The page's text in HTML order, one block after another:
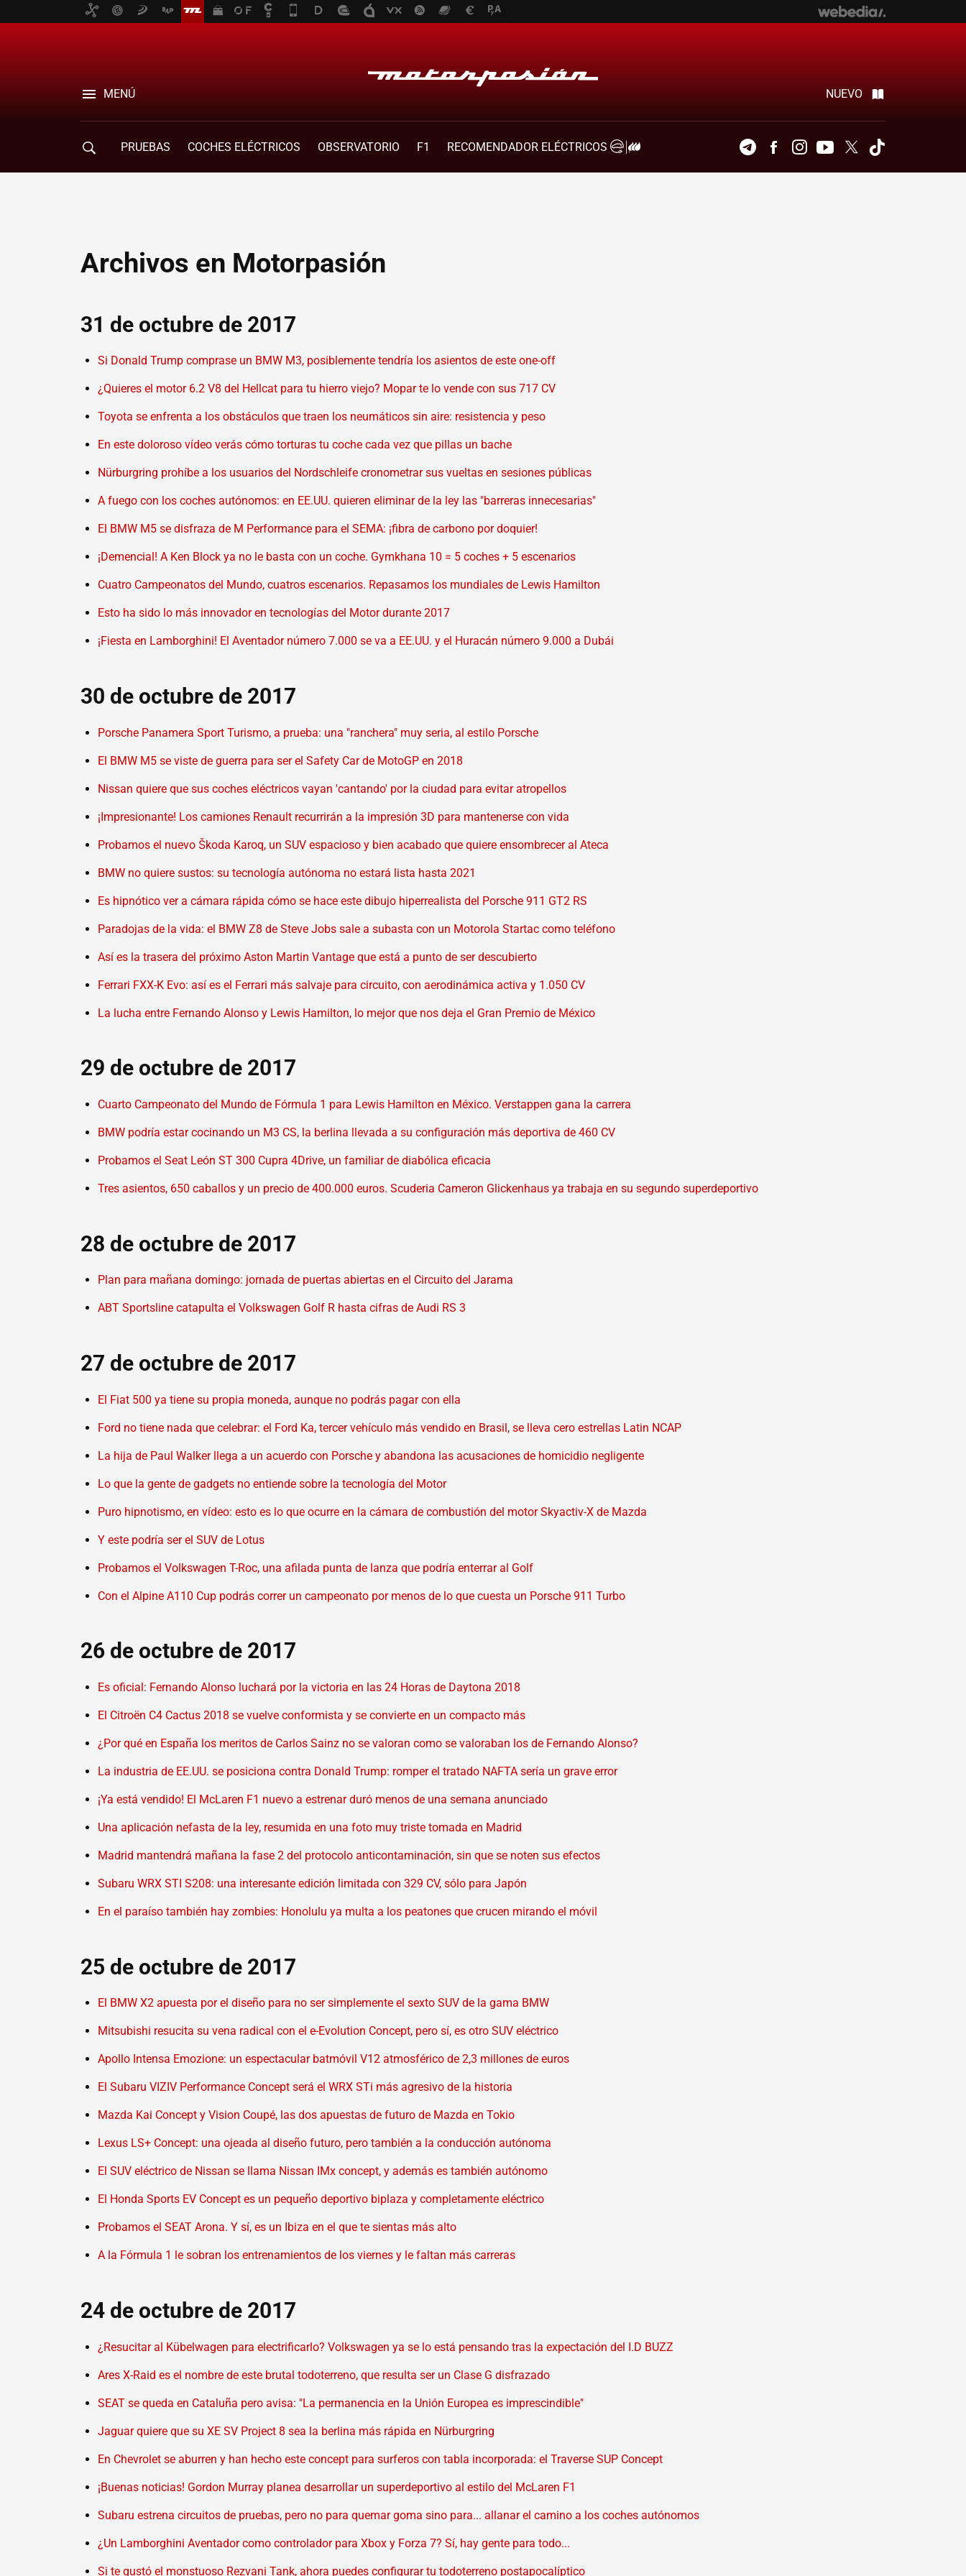
MENÚ NUEVO
PRUEBAS COCHES ELÉCTRICOS OBSERVATORIO F1
RECOMENDADOR ELÉCTRICOS
TelegramFacebookInstagramYoutubeTwitter
Archivos en Motorpasión
31 de octubre de 2017
Si Donald Trump comprase un BMW M3, posiblemente tendría los asientos de este one-off
¿Quieres el motor 6.2 V8 del Hellcat para tu hierro viejo? Mopar te lo vende con sus 717 CV
Toyota se enfrenta a los obstáculos que traen los neumáticos sin aire: resistencia y peso
En este doloroso vídeo verás cómo torturas tu coche cada vez que pillas un bache
Nürburgring prohíbe a los usuarios del Nordschleife cronometrar sus vueltas en sesiones públicas
A fuego con los coches autónomos: en EE.UU. quieren eliminar de la ley las "barreras innecesarias"
El BMW M5 se disfraza de M Performance para el SEMA: ¡fibra de carbono por doquier!
¡Demencial! A Ken Block ya no le basta con un coche. Gymkhana 10 = 5 coches + 5 escenarios
Cuatro Campeonatos del Mundo, cuatros escenarios. Repasamos los mundiales de Lewis Hamilton
Esto ha sido lo más innovador en tecnologías del Motor durante 2017
¡Fiesta en Lamborghini! El Aventador número 7.000 se va a EE.UU. y el Huracán número 9.000 a Dubái
30 de octubre de 2017
Porsche Panamera Sport Turismo, a prueba: una "ranchera" muy seria, al estilo Porsche
El BMW M5 se viste de guerra para ser el Safety Car de MotoGP en 2018
Nissan quiere que sus coches eléctricos vayan 'cantando' por la ciudad para evitar atropellos
¡Impresionante! Los camiones Renault recurrirán a la impresión 3D para mantenerse con vida
Probamos el nuevo Škoda Karoq, un SUV espacioso y bien acabado que quiere ensombrecer al Ateca
BMW no quiere sustos: su tecnología autónoma no estará lista hasta 2021
Es hipnótico ver a cámara rápida cómo se hace este dibujo hiperrealista del Porsche 911 GT2 RS
Paradojas de la vida: el BMW Z8 de Steve Jobs sale a subasta con un Motorola Startac como teléfono
Así es la trasera del próximo Aston Martin Vantage que está a punto de ser descubierto
Ferrari FXX-K Evo: así es el Ferrari más salvaje para circuito, con aerodinámica activa y 1.050 CV
La lucha entre Fernando Alonso y Lewis Hamilton, lo mejor que nos deja el Gran Premio de México
29 de octubre de 2017
Cuarto Campeonato del Mundo de Fórmula 1 para Lewis Hamilton en México. Verstappen gana la carrera
BMW podría estar cocinando un M3 CS, la berlina llevada a su configuración más deportiva de 460 CV
Probamos el Seat León ST 300 Cupra 4Drive, un familiar de diabólica eficacia
Tres asientos, 650 caballos y un precio de 400.000 euros. Scuderia Cameron Glickenhaus ya trabaja en su segundo superdeportivo
28 de octubre de 2017
Plan para mañana domingo: jornada de puertas abiertas en el Circuito del Jarama
ABT Sportsline catapulta el Volkswagen Golf R hasta cifras de Audi RS 3
27 de octubre de 2017
El Fiat 500 ya tiene su propia moneda, aunque no podrás pagar con ella
Ford no tiene nada que celebrar: el Ford Ka, tercer vehículo más vendido en Brasil, se lleva cero estrellas Latin NCAP
La hija de Paul Walker llega a un acuerdo con Porsche y abandona las acusaciones de homicidio negligente
Lo que la gente de gadgets no entiende sobre la tecnología del Motor
Puro hipnotismo, en vídeo: esto es lo que ocurre en la cámara de combustión del motor Skyactiv-X de Mazda
Y este podría ser el SUV de Lotus
Probamos el Volkswagen T-Roc, una afilada punta de lanza que podría enterrar al Golf
Con el Alpine A110 Cup podrás correr un campeonato por menos de lo que cuesta un Porsche 911 Turbo
26 de octubre de 2017
Es oficial: Fernando Alonso luchará por la victoria en las 24 Horas de Daytona 2018
El Citroën C4 Cactus 2018 se vuelve conformista y se convierte en un compacto más
¿Por qué en España los meritos de Carlos Sainz no se valoran como se valoraban los de Fernando Alonso?
La industria de EE.UU. se posiciona contra Donald Trump: romper el tratado NAFTA sería un grave error
¡Ya está vendido! El McLaren F1 nuevo a estrenar duró menos de una semana anunciado
Una aplicación nefasta de la ley, resumida en una foto muy triste tomada en Madrid
Madrid mantendrá mañana la fase 2 del protocolo anticontaminación, sin que se noten sus efectos
Subaru WRX STI S208: una interesante edición limitada con 329 CV, sólo para Japón
En el paraíso también hay zombies: Honolulu ya multa a los peatones que crucen mirando el móvil
25 de octubre de 2017
El BMW X2 apuesta por el diseño para no ser simplemente el sexto SUV de la gama BMW
Mitsubishi resucita su vena radical con el e-Evolution Concept, pero sí, es otro SUV eléctrico
Apollo Intensa Emozione: un espectacular batmóvil V12 atmosférico de 2,3 millones de euros
El Subaru VIZIV Performance Concept será el WRX STi más agresivo de la historia
Mazda Kai Concept y Vision Coupé, las dos apuestas de futuro de Mazda en Tokio
Lexus LS+ Concept: una ojeada al diseño futuro, pero también a la conducción autónoma
El SUV eléctrico de Nissan se llama Nissan IMx concept, y además es también autónomo
El Honda Sports EV Concept es un pequeño deportivo biplaza y completamente eléctrico
Probamos el SEAT Arona. Y sí, es un Ibiza en el que te sientas más alto
A la Fórmula 1 le sobran los entrenamientos de los viernes y le faltan más carreras
24 de octubre de 2017
¿Resucitar al Kübelwagen para electrificarlo? Volkswagen ya se lo está pensando tras la expectación del I.D BUZZ
Ares X-Raid es el nombre de este brutal todoterreno, que resulta ser un Clase G disfrazado
SEAT se queda en Cataluña pero avisa: "La permanencia en la Unión Europea es imprescindible"
Jaguar quiere que su XE SV Project 8 sea la berlina más rápida en Nürburgring
En Chevrolet se aburren y han hecho este concept para surferos con tabla incorporada: el Traverse SUP Concept
¡Buenas noticias! Gordon Murray planea desarrollar un superdeportivo al estilo del McLaren F1
Subaru estrena circuitos de pruebas, pero no para quemar goma sino para... allanar el camino a los coches autónomos
¿Un Lamborghini Aventador como controlador para Xbox y Forza 7? Sí, hay gente para todo...
Si te gustó el monstuoso Rezvani Tank, ahora puedes configurar tu todoterreno postapocalíptico